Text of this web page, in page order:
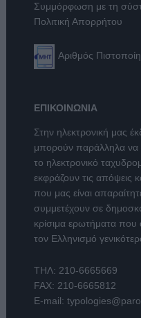
Συμμόρφωση με τη
Πολιτική Απορρήτου
Αριθμός
ΕΠΙΚΟΙΝΩΝΙΑ
Στην ηλεκτρονική μας
μπορούν παράλληλα να
το ηλεκτρονικό
εκφράζουν τις απόψεις
που μας είναι
συμμετέχουν σε
κρίσιμα ερωτήματα
τον Ελληνισμό
ΤΗΛ: 210-6665669
FAX: 210-6665812
E-mail: